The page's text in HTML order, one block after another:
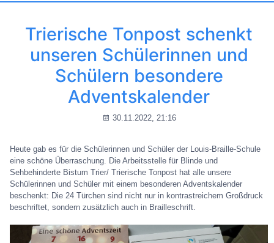
Trierische Tonpost schenkt
unseren Schülerinnen und
Schülern besondere
Adventskalender
30.11.2022, 21:16
Heute gab es für die Schülerinnen und Schüler der Louis-Braille-Schule
eine schöne Überraschung. Die Arbeitsstelle für Blinde und
Sehbehinderte Bistum Trier/ Trierische Tonpost hat alle unsere
Schülerinnen und Schüler mit einem besonderen Adventskalender
beschenkt: Die 24 Türchen sind nicht nur in kontrastreichem Großdruck
beschriftet, sondern zusätzlich auch in Brailleschrift.